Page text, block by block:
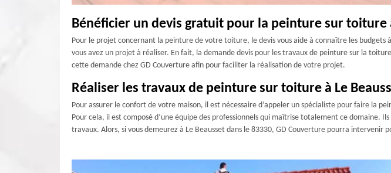
Bénéficier un devis gratuit pour la peinture sur toiture
Pour le projet concernant la peinture de votre toiture, le devis vous aide à connaître les budgets
vous avez un projet à réaliser. En fait, la demande devis pour les travaux de peinture sur la
cette demande chez GD Couverture afin pour faciliter la réalisation de votre projet.
Réaliser les travaux de peinture sur toiture à Le
Pour assurer le confort de votre maison, il est nécessaire d’appeler un spécialiste pour faire la
Pour cela, il est composé d’une équipe des professionnels qui maîtrise totalement ce domaine.
travaux. Alors, si vous demeurez à Le Beausset dans le 83330, GD Couverture pourra